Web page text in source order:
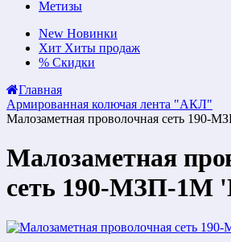
Метизы
New Новинки
Хит Хиты продаж
% Скидки
Главная
Армированная колючая лента "АКЛ"
Малозаметная проволочная сеть 190-
Малозаметная
сеть 190-МЗП-1М